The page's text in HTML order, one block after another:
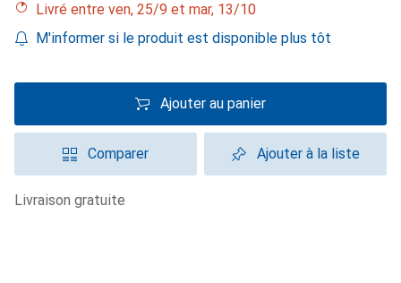
Livré entre ven, 25/9 et mar, 13/10
M'informer si le produit est disponible plus tôt
Ajouter au panier
Comparer Ajouter à la liste
livraison gratuite